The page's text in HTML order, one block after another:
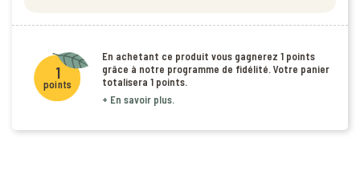
1
points
En achetant ce produit vous gagnerez 1 points
grâce à notre programme de fidélité. Votre panier
totalisera 1 points.
+ En savoir plus.